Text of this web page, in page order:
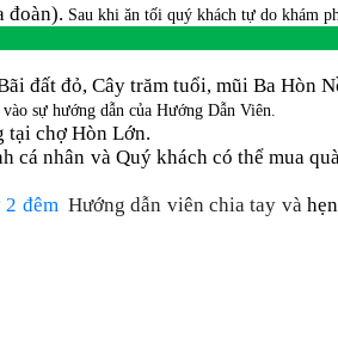
đoàn). Sau khi ăn tối quý khách tự do khám
đất đỏ, Cây trăm tuổi, mũi Ba Hòn
sự hướng dẫn của Hướng Dẫn Viên.
tại chợ Hòn Lớn.
nhân và Quý khách có thể mua
đêm Hướng dẫn viên chia tay và